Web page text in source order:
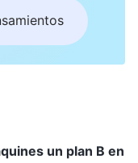
tan enferma?
si es una
¿no? Si muere,
a Dios se
pero
un plan B en